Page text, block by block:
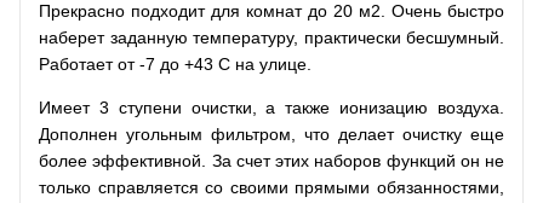
Прекрасно подходит для комнат до 20 м2. Очень быстро
наберет заданную температуру, практически бесшумный.
Работает от -7 до +43 С на улице.
Имеет 3 ступени очистки, а также ионизацию воздуха.
Дополнен угольным фильтром, что делает очистку еще
более эффективной. За счет этих наборов функций он не
только справляется со своими прямыми обязанностями,